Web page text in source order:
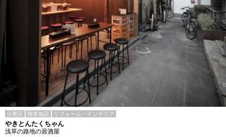
台東区 商業施設 リフォーム・インテリア
やきとんたくちゃん
浅草の路地の居酒屋